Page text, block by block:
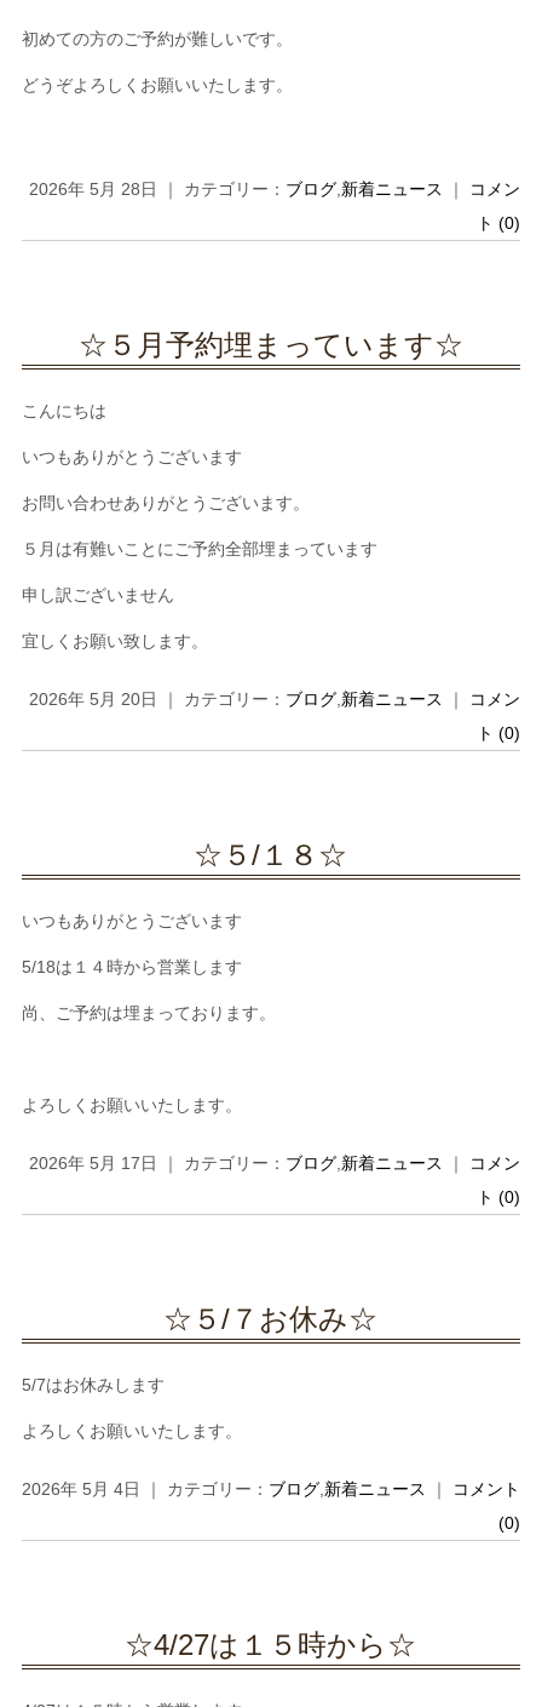
初めての方のご予約が難しいです。
どうぞよろしくお願いいたします。
2026年 5月 28日 ｜ カテゴリー： ブログ 新着ニュース ｜ コメン
ト (0)
☆５月予約埋まっています☆
こんにちは
いつもありがとうございます
お問い合わせありがとうございます。
５月は有難いことにご予約全部埋まっています
申し訳ございません
宜しくお願い致します。
2026年 5月 20日 ｜ カテゴリー： ブログ 新着ニュース ｜ コメン
ト (0)
☆５/１８☆
いつもありがとうございます
5/18は１４時から営業します
尚、ご予約は埋まっております。
よろしくお願いいたします。
2026年 5月 17日 ｜ カテゴリー： ブログ 新着ニュース ｜ コメン
ト (0)
☆５/７お休み☆
5/7はお休みします
よろしくお願いいたします。
2026年 5月 4日 ｜ カテゴリー： ブログ 新着ニュース ｜ コメント
(0)
☆4/27は１５時から☆